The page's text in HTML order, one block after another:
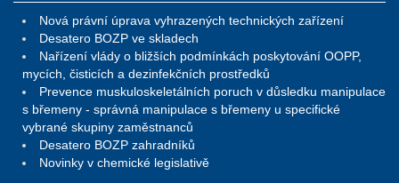
Nová právní úprava vyhrazených technických zařízení
Desatero BOZP ve skladech
Nařízení vlády o bližších podmínkách poskytování OOPP,
mycích, čisticích a dezinfekčních prostředků
Prevence muskuloskeletálních poruch v důsledku manipulace
s břemeny - správná manipulace s břemeny u specifické
vybrané skupiny zaměstnanců
Desatero BOZP zahradníků
Novinky v chemické legislativě